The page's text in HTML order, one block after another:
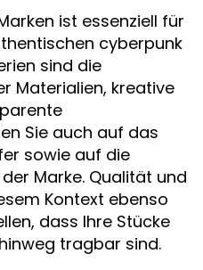
ist essenziell für
cyberpunk
sind die
Materialien, kreative
Sie auch auf das
sowie auf die
Marke. Qualität und
Kontext ebenso
dass Ihre Stücke
tragbar sind.